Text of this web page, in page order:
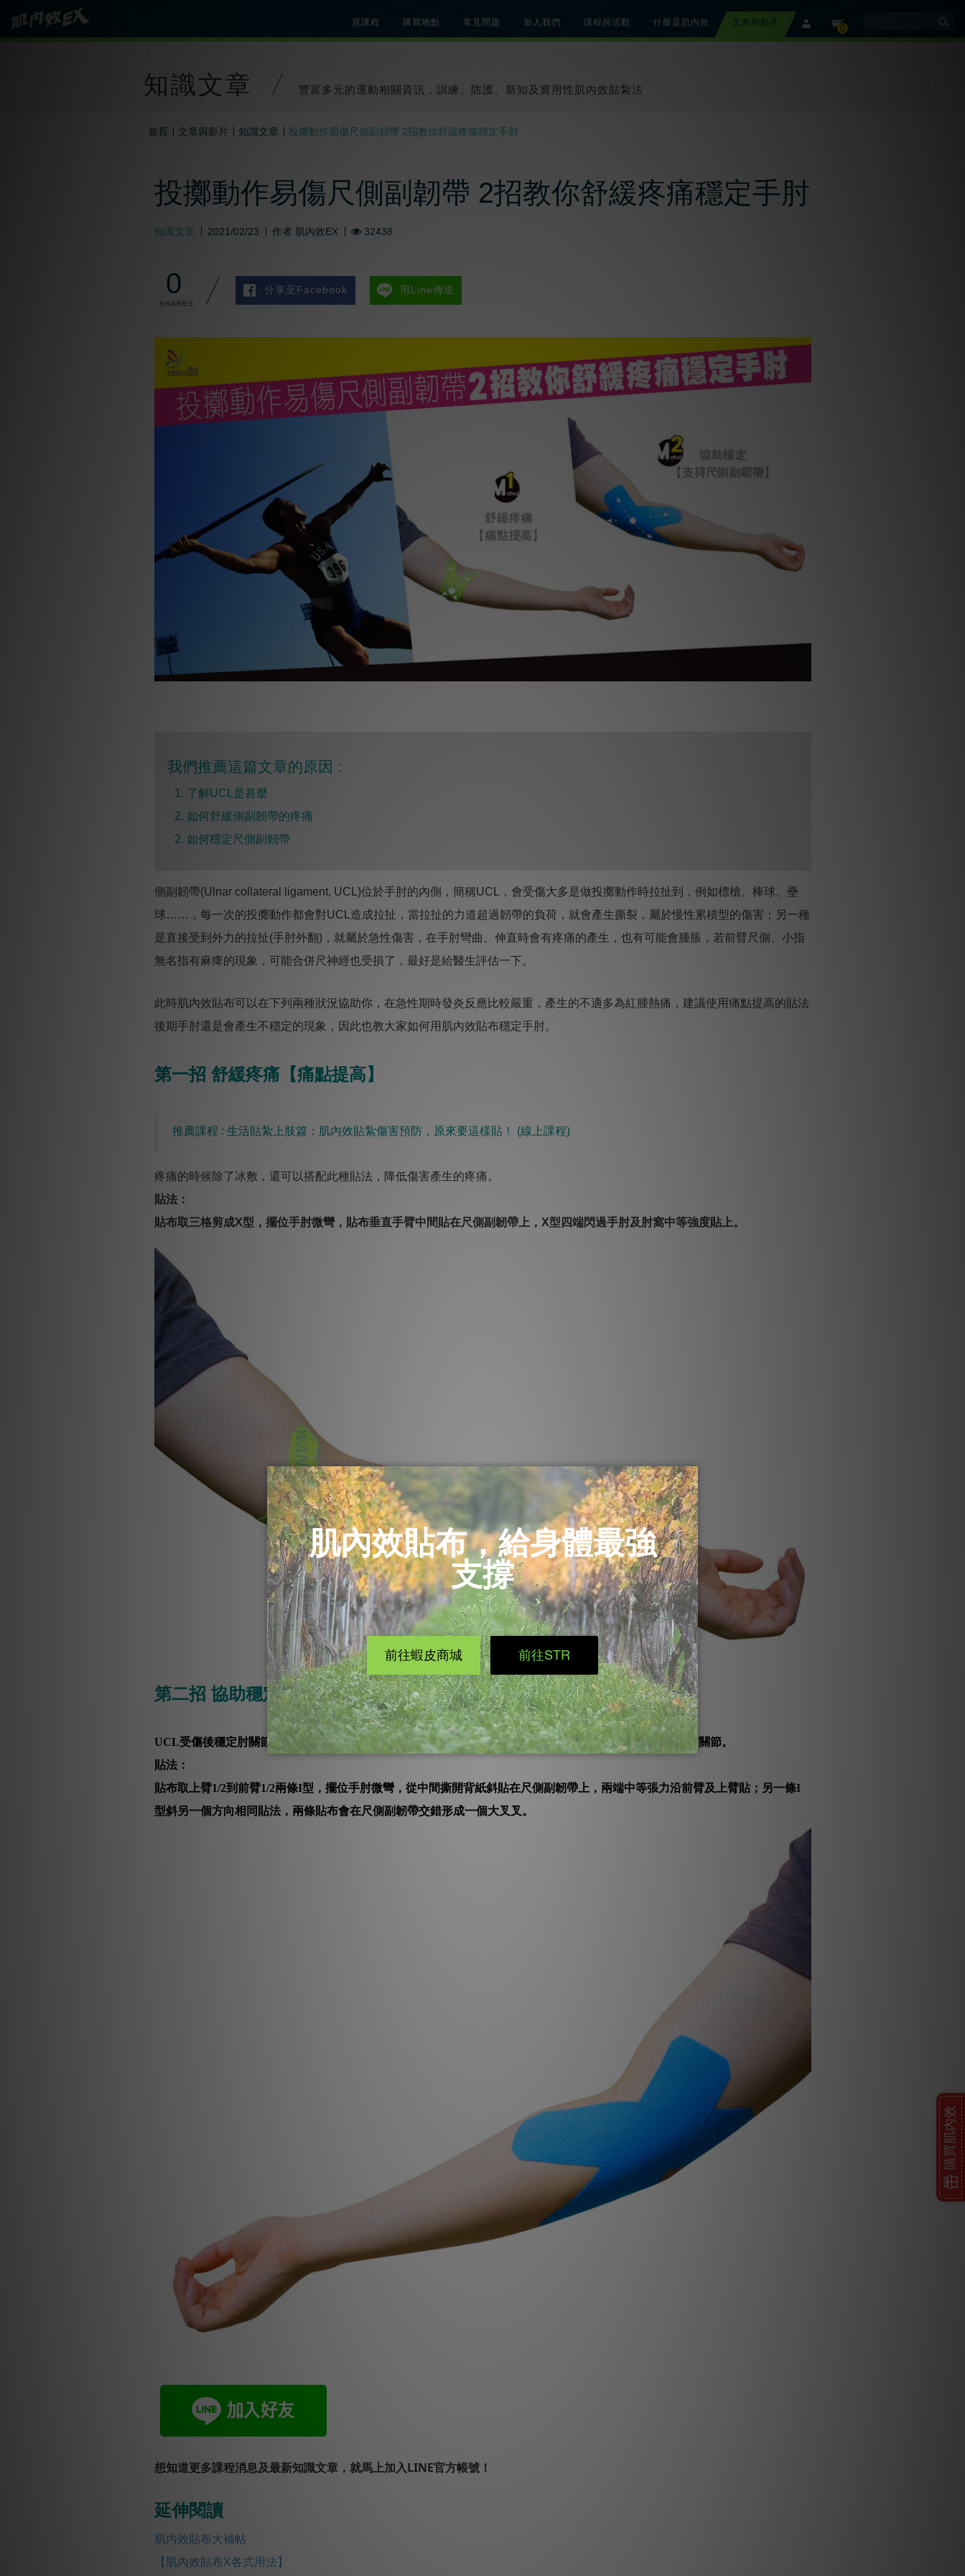
cart 0
member
買課程 購買地點 常見問題 加入我們
課程與活動
什麼是肌內效
文章與影片
知識文章 豐富多元的運動相關資訊，訓練、防護、新知及實用性肌內效貼紮法
首頁 文章與影片 知識文章 投擲動作易傷尺側副韌帶 2招教你舒緩疼痛穩定手肘
投擲動作易傷尺側副韌帶 2招教你舒緩疼痛穩定手肘
知識文章 2021/02/23 作者 肌內效EX 32438
0 分享至Facebook 用Line傳送
我們推薦這篇文章的原因 :
1. 了解UCL是甚麼
2. 如何舒緩側副韌帶的疼痛
2. 如何穩定尺側副韌帶
側副韌帶(Ulnar collateral ligament, UCL)位於手肘的內側，簡稱UCL，會受傷大多是做投擲動作時拉扯到，例如標槍、棒球、壘
球……，每一次的投擲動作都會對UCL造成拉扯，當拉扯的力道超過韌帶的負荷，就會產生撕裂，屬於慢性累積型的傷害；另一種
是直接受到外力的拉扯(手肘外翻)，就屬於急性傷害，在手肘彎曲、伸直時會有疼痛的產生，也有可能會腫脹，若前臂尺側、小指
無名指有麻痺的現象，可能合併尺神經也受損了，最好是給醫生評估一下。
此時肌內效貼布可以在下列兩種狀況協助你，在急性期時發炎反應比較嚴重，產生的不適多為紅腫熱痛，建議使用痛點提高的貼法
後期手肘還是會產生不穩定的現象，因此也教大家如何用肌內效貼布穩定手肘。
第一招 舒緩疼痛【痛點提高】
推薦課程 : 生活貼紮上肢篇：肌內效貼紮傷害預防，原來要這樣貼！ (線上課程)
疼痛的時候除了冰敷，還可以搭配此種貼法，降低傷害產生的疼痛。
貼法：
貼布取三格剪成X型，擺位手肘微彎，貼布垂直手臂中間貼在尺側副韌帶上，X型四端閃過手肘及肘窩中等強度貼上。
第二招 協助穩定【支持尺側副韌帶】
UCL受傷後穩定肘關節的能力可能會下降，也比較容易受到二次的傷害，此時可以利用貼布協助UCL穩定肘關節。
貼法：
貼布取上臂1/2到前臂1/2兩條I型，擺位手肘微彎，從中間撕開背紙斜貼在尺側副韌帶上，兩端中等張力沿前臂及上臂貼；另一條I
型斜另一個方向相同貼法，兩條貼布會在尺側副韌帶交錯形成一個大叉叉。
想知道更多課程消息及最新知識文章，就馬上加入LINE官方帳號！
延伸閱讀
肌內效貼布大補帖
【肌內效貼布X各式用法】
購買肌內效